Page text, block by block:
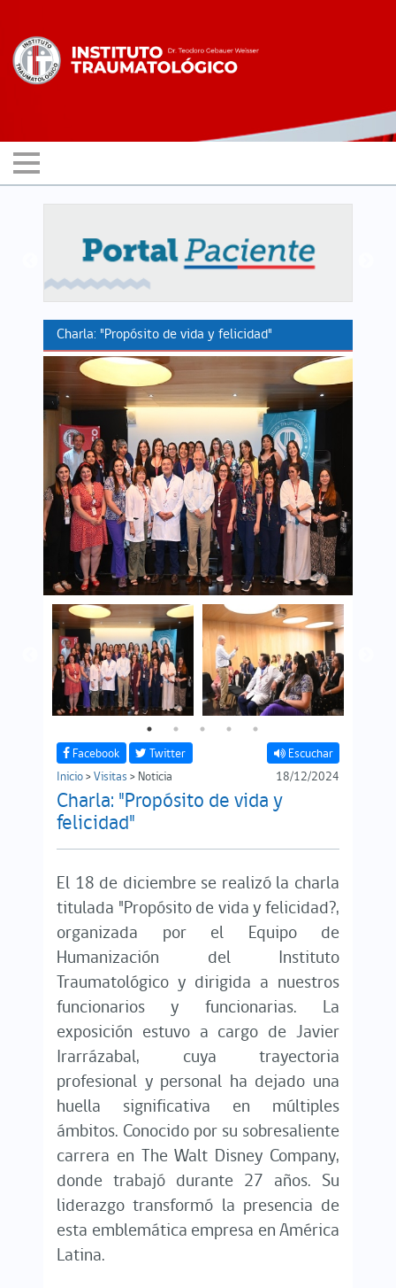
Charla: "Propósito de vida y felicidad"
Facebook Twitter
Escuchar
Inicio > Visitas > Noticia 18/12/2024
Charla: "Propósito de vida y
felicidad"
El 18 de diciembre se realizó la charla
titulada "Propósito de vida y felicidad?,
organizada por el Equipo de
Humanización del Instituto
Traumatológico y dirigida a nuestros
funcionarios y funcionarias. La
exposición estuvo a cargo de Javier
Irarrázabal, cuya trayectoria
profesional y personal ha dejado una
huella significativa en múltiples
ámbitos. Conocido por su sobresaliente
carrera en The Walt Disney Company,
donde trabajó durante 27 años. Su
liderazgo transformó la presencia de
esta emblemática empresa en América
Latina.